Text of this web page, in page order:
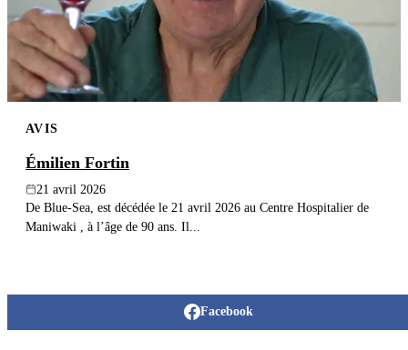
AVIS
Émilien Fortin
21 avril 2026
De Blue-Sea, est décédée le 21 avril 2026 au Centre Hospitalier de
Maniwaki , à l’âge de 90 ans. Il...
Facebook